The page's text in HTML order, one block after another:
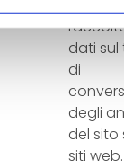
dati sul
di
degli
del sito
siti web.